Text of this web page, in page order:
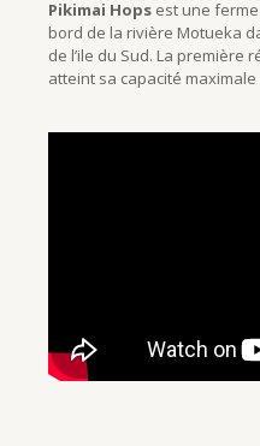
Pikimai Hops est une
bord de la rivière Motueka
de l’ile du Sud. La première
atteint sa capacité